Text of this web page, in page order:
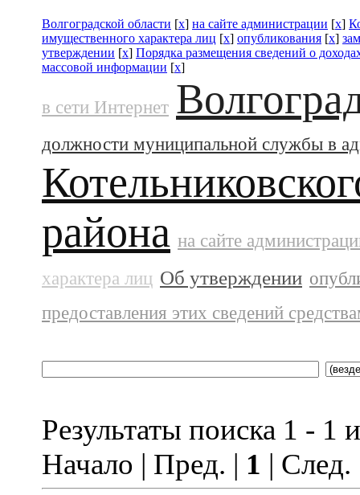
Волгоградской области [x] на сайте администрации [x]
имущественного характера лиц [x] опубликования [x]
утверждении [x] Порядка размещения сведений о
массовой информации [x]
в сети Интернет
должности муниципальной службы в
района на сайте
характера лиц Об утверждении
предоставления этих сведений
Результаты поиска 1 - 1
Начало | Пред. | 1 |